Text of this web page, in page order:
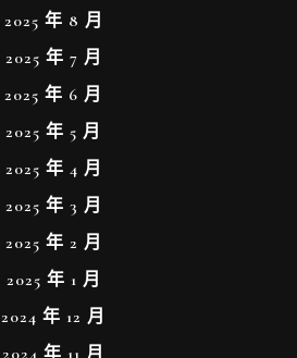
2025 年 8 月
2025 年 7 月
2025 年 6 月
2025 年 5 月
2025 年 4 月
2025 年 3 月
2025 年 2 月
2025 年 1 月
2024 年 12 月